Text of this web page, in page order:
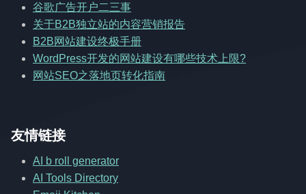
谷歌广告开户二三事
关于B2B独立站的内容营销报告
B2B网站建设终极手册
WordPress开发的网站建设有哪些技术上限?
网站SEO之落地页转化指南
友情链接
AI b roll generator
AI Tools Directory